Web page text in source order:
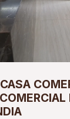
CASA
COMERCIAL